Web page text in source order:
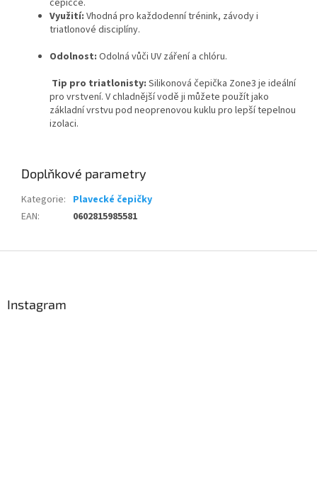
čepičce.
Využití: Vhodná pro každodenní trénink, závody i
triatlonové disciplíny.
Odolnost: Odolná vůči UV záření a chlóru.
Tip pro triatlonisty: Silikonová čepička Zone3 je ideální
pro vrstvení. V chladnější vodě ji můžete použít jako
základní vrstvu pod neoprenovou kuklu pro lepší tepelnou
izolaci.
Doplňkové parametry
Kategorie: Plavecké čepičky
EAN: 0602815985581
Instagram
Powered by chaterimo